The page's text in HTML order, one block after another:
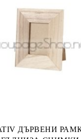
ДЪРВЕНИ